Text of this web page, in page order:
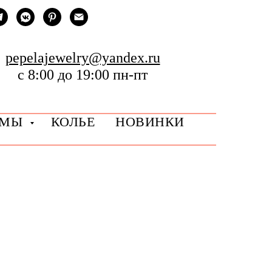
pepelajewelry@yandex.ru
с 8:00 до 19:00 пн-пт
КОЛЬЕ НОВИНКИ